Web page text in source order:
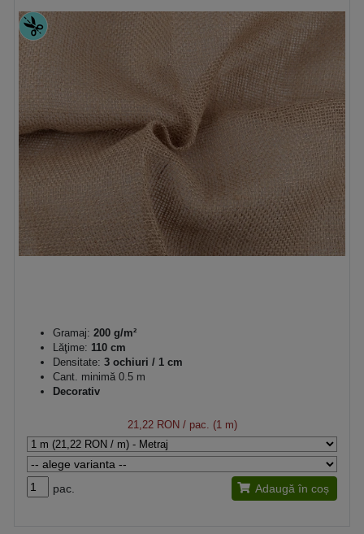
Gramaj: 200 g/m²
Lăţime: 110 cm
Densitate: 3 ochiuri / 1 cm
Cant. minimă 0.5 m
Decorativ
21,22 RON / pac. (1 m)
pac. Adaugă în coș